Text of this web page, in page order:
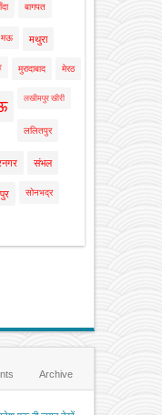
बागपत
मऊ मथुरा
मुरादाबाद मेरठ
लखीमपुर खीरी
ललितपुर
संभल
सोनभद्र
Archive